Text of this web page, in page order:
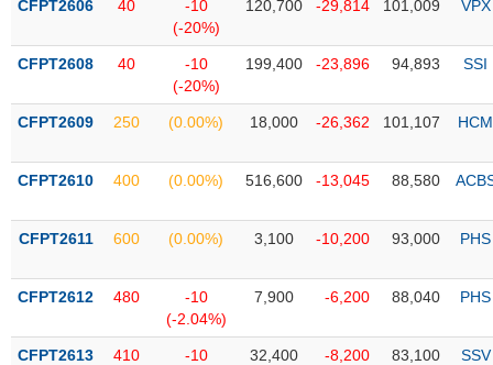
Giao
Tài
Phân
kỹ
thuật
Hồ
sơ
nghiệp
CFPT2606 40
-10
(-20%)
120,700 -29,814 101,009 VPX
CFPT2608 40
-10
(-20%)
199,400 -23,896 94,893 SSI
CFPT2609 250 (0.00%) 18,000 -26,362 101,107 HCM
CFPT2610 400 (0.00%) 516,600 -13,045 88,580
CFPT2611 600 (0.00%) 3,100 -10,200 93,000 PHS
CFPT2612 480
-10
(-2.04%)
7,900 -6,200 88,040 PHS
CFPT2613 410
-10
32,400 -8,200 83,100 SSV
VS-
NĂNG
LƯỢNG
NGUYÊN
LIỆU